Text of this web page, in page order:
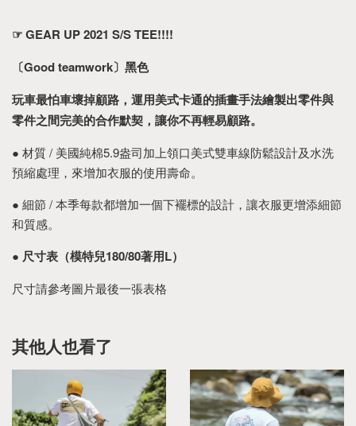
☞ GEAR UP 2021 S/S TEE!!!!
〔Good teamwork〕黑色
玩車最怕車壞掉顧路，運用美式卡通的插畫手法繪製出零件與
零件之間完美的合作默契，讓你不再輕易顧路。
● 材質 / 美國純棉5.9盎司加上領口美式雙車線防鬆設計及水洗
預縮處理，來增加衣服的使用壽命。
● 細節 / 本季每款都增加一個下襬標的設計，讓衣服更增添細節
和質感。
● 尺寸表（模特兒180/80著用L）
尺寸請參考圖片最後一張表格
其他人也看了